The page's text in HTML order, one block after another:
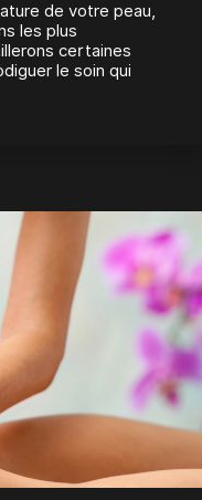
de votre peau,
les plus
certaines
le soin qui